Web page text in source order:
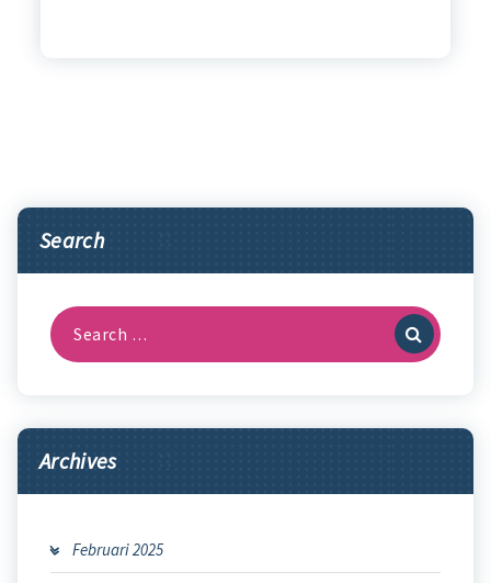
Search
Search
for:
Archives
Februari 2025